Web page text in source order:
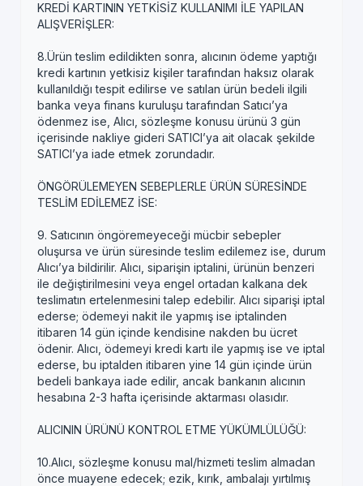
KREDİ KARTININ YETKİSİZ KULLANIMI İLE YAPILAN
ALIŞVERİŞLER:
8.Ürün teslim edildikten sonra, alıcının ödeme yaptığı
kredi kartının yetkisiz kişiler tarafından haksız olarak
kullanıldığı tespit edilirse ve satılan ürün bedeli ilgili
banka veya finans kuruluşu tarafından Satıcı’ya
ödenmez ise, Alıcı, sözleşme konusu ürünü 3 gün
içerisinde nakliye gideri SATICI’ya ait olacak şekilde
SATICI’ya iade etmek zorundadır.
ÖNGÖRÜLEMEYEN SEBEPLERLE ÜRÜN SÜRESİNDE
TESLİM EDİLEMEZ İSE:
9. Satıcının öngöremeyeceği mücbir sebepler
oluşursa ve ürün süresinde teslim edilemez ise, durum
Alıcı’ya bildirilir. Alıcı, siparişin iptalini, ürünün benzeri
ile değiştirilmesini veya engel ortadan kalkana dek
teslimatın ertelenmesini talep edebilir. Alıcı siparişi iptal
ederse; ödemeyi nakit ile yapmış ise iptalinden
itibaren 14 gün içinde kendisine nakden bu ücret
ödenir. Alıcı, ödemeyi kredi kartı ile yapmış ise ve iptal
ederse, bu iptalden itibaren yine 14 gün içinde ürün
bedeli bankaya iade edilir, ancak bankanın alıcının
hesabına 2-3 hafta içerisinde aktarması olasıdır.
ALICININ ÜRÜNÜ KONTROL ETME YÜKÜMLÜLÜĞÜ:
10.Alıcı, sözleşme konusu mal/hizmeti teslim almadan
önce muayene edecek; ezik, kırık, ambalajı yırtılmış